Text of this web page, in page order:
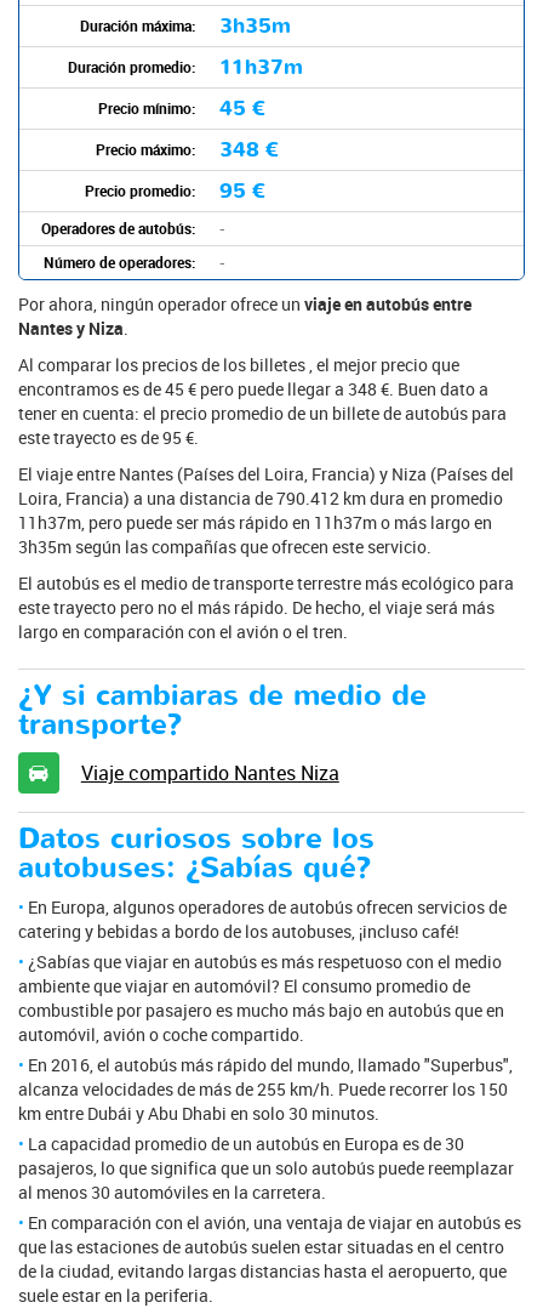
Duración máxima: 3h35m
Duración promedio: 11h37m
Precio mínimo: 45 €
Precio máximo: 348 €
Precio promedio: 95 €
Operadores de autobús:
-
Número de operadores:
-
Por ahora, ningún operador ofrece un viaje en autobús entre
Nantes y Niza
Al comparar los precios de los billetes , el mejor precio que
encontramos es de 45 € pero puede llegar a 348 €. Buen dato a
tener en cuenta: el precio promedio de un billete de autobús para
este trayecto es de 95 €.
El viaje entre Nantes (Países del Loira, Francia) y Niza (Países del
Loira, Francia) a una distancia de 790.412 km dura en promedio
11h37m, pero puede ser más rápido en 11h37m o más largo en
3h35m según las compañías que ofrecen este servicio.
El autobús es el medio de transporte terrestre más ecológico para
este trayecto pero no el más rápido. De hecho, el viaje será más
largo en comparación con el avión o el tren.
¿Y si cambiaras de medio de
transporte?
Viaje compartido Nantes Niza
Datos curiosos sobre los
autobuses: ¿Sabías qué?
En Europa, algunos operadores de autobús ofrecen servicios de
catering y bebidas a bordo de los autobuses, ¡incluso café!
¿Sabías que viajar en autobús es más respetuoso con el medio
ambiente que viajar en automóvil? El consumo promedio de
combustible por pasajero es mucho más bajo en autobús que en
automóvil, avión o coche compartido.
En 2016, el autobús más rápido del mundo, llamado "Superbus",
alcanza velocidades de más de 255 km/h. Puede recorrer los 150
km entre Dubái y Abu Dhabi en solo 30 minutos.
La capacidad promedio de un autobús en Europa es de 30
pasajeros, lo que significa que un solo autobús puede reemplazar
al menos 30 automóviles en la carretera.
En comparación con el avión, una ventaja de viajar en autobús es
que las estaciones de autobús suelen estar situadas en el centro
de la ciudad, evitando largas distancias hasta el aeropuerto, que
suele estar en la periferia.